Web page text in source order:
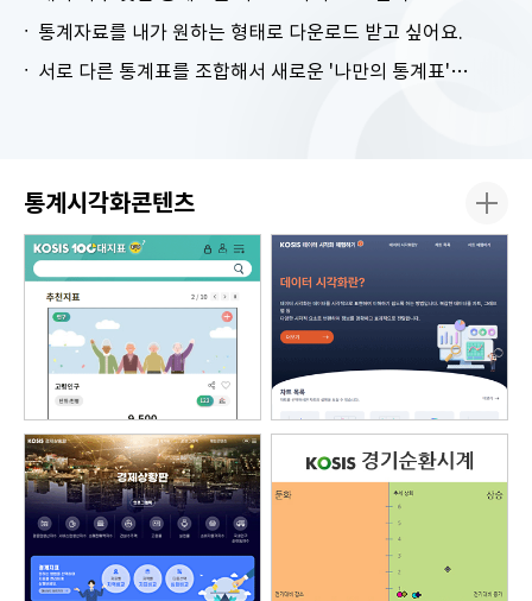
통계자료를 내가 원하는 형태로 다운로드 받고 싶어요.
서로 다른 통계표를 조합해서 새로운 '나만의 통계표'를 만들고 싶어요.
통계시각화콘텐츠